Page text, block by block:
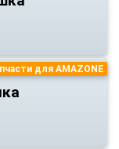
для AMAZONE